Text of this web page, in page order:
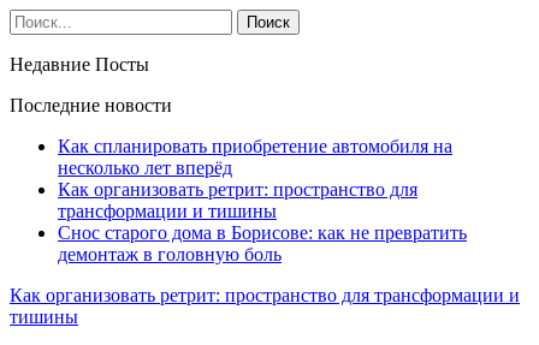
Недавние Посты
Последние новости
Как спланировать приобретение автомобиля на
несколько лет вперёд
Как организовать ретрит: пространство для
трансформации и тишины
Снос старого дома в Борисове: как не превратить
демонтаж в головную боль
Как организовать ретрит: пространство для трансформации и
тишины